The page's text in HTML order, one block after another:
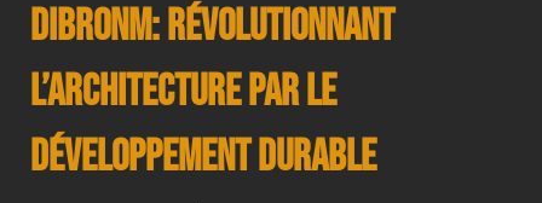
Dibronm: Révolutionnant
l’Architecture par le
Développement Durable